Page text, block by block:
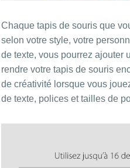
Chaque tapis de souris que
selon votre style, votre
de texte, vous pourrez ajouter
rendre votre tapis de souris
de créativité lorsque vous
de texte, polices et tailles de